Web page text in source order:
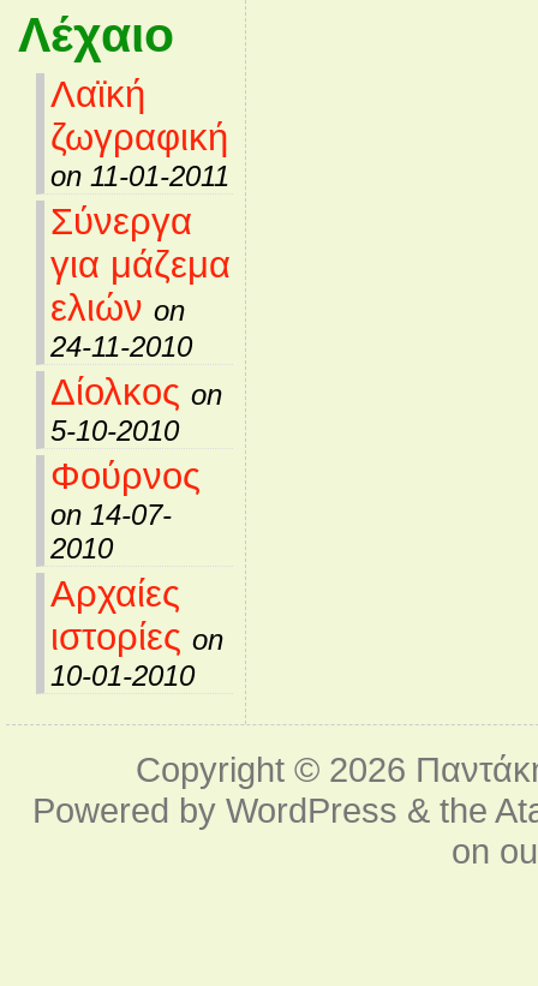
Λέχαιο
Λαϊκή
ζωγραφική
on 11-01-2011
Σύνεργα
για μάζεμα
ελιών on
24-11-2010
Δίολκος on
5-10-2010
Φούρνος
on 14-07-
2010
Αρχαίες
ιστορίες on
10-01-2010
Copyright © 2026
Powered byWordPress & the
on